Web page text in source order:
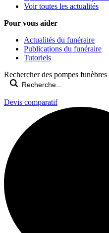
Voir toutes les actualités
Pour vous aider
Actualités du funéraire
Publications du funéraire
Tutoriels
Rechercher des pompes
Devis comparatif